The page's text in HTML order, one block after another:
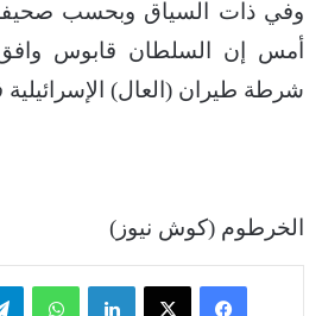
وفي ذات السياق وبحسب صحيفة
أمس إن السلطان قابوس
شرطة طيران (العال) الإسرائيلية
الخرطوم (كوش نيوز)
فيسبوك ‫X لينكدإن واتساب